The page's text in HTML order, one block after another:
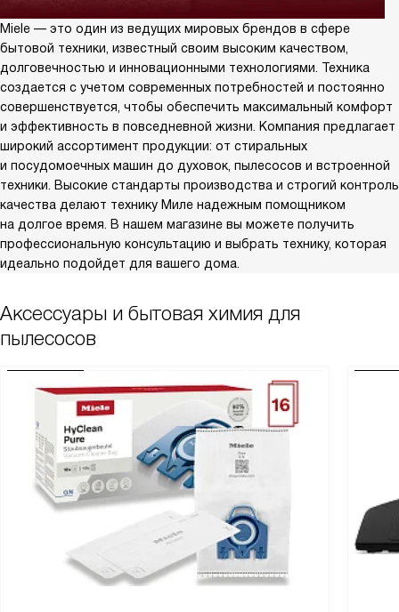
Miele — это один из ведущих мировых брендов в сфере
бытовой техники, известный своим высоким качеством,
долговечностью и инновационными технологиями. Техника
создается с учетом современных потребностей и постоянно
совершенствуется, чтобы обеспечить максимальный комфорт
и эффективность в повседневной жизни. Компания предлагает
широкий ассортимент продукции: от стиральных
и посудомоечных машин до духовок, пылесосов и встроенной
техники. Высокие стандарты производства и строгий контроль
качества делают технику Миле надежным помощником
на долгое время. В нашем магазине вы можете получить
профессиональную консультацию и выбрать технику, которая
идеально подойдет для вашего дома.
Аксессуары и бытовая химия для
пылесосов